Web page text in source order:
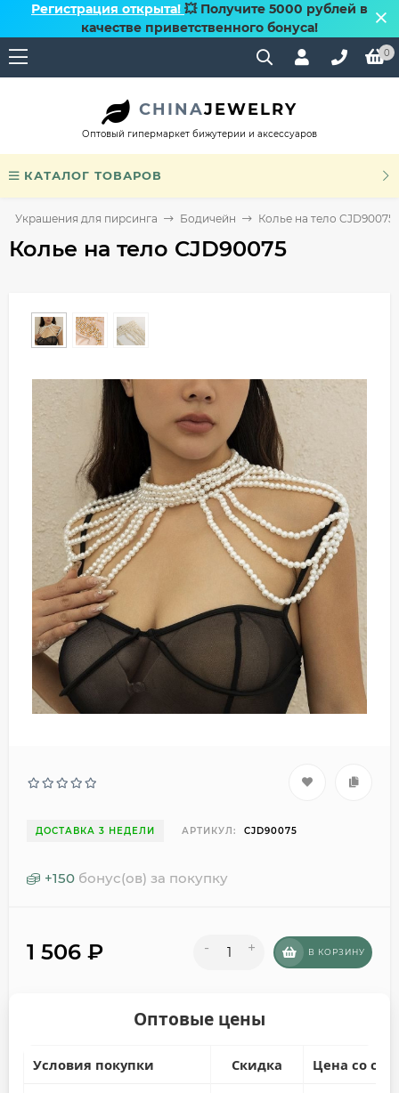
Регистрация открыта! 💥 Получите 5000 рублей в
качестве приветственного бонуса!
0
CHINAJEWELRY
Оптовый гипермаркет бижутерии и аксессуаров
КАТАЛОГ ТОВАРОВ
Украшения для пирсинга Бодичейн Колье на тело CJD90075
Колье на тело CJD90075
ДОСТАВКА 3 НЕДЕЛИ АРТИКУЛ: CJD90075
+150 бонус(ов) за покупку
1 506 ₽ - + В КОРЗИНУ
Оптовые цены
Условия покупки Скидка Цена со